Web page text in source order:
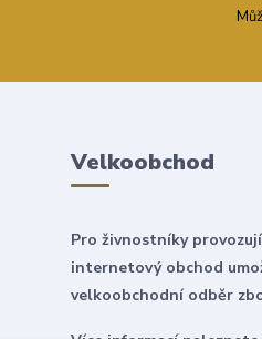
Velkoobchod
Pro živnostníky
internetový obchod
velkoobchodní odběr